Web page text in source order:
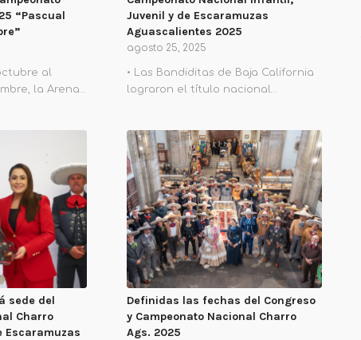
“Pascual
al
la Arena…
Juvenil y de Escaramuzas
Aguascalientes 2025
agosto 25, 2025
• Las Bandiditas de Baja California
lograron el título nacional…
sede del
Charro
Escaramuzas
Definidas las fechas del Congreso
y Campeonato Nacional Charro
Ags. 2025